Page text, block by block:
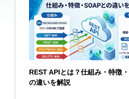
REST APIとは？仕組み・特徴
の違いを解説